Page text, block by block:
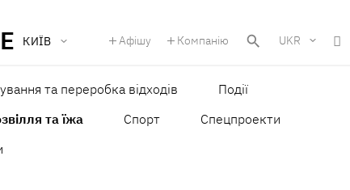
КИЇВ Афішу Компанію UKR
та переробка відходів
Події
та їжа Спорт
Спецпроекти